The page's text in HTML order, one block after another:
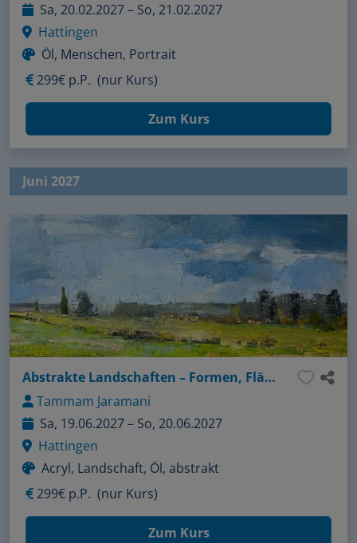
Sa, 20.02.2027 – So, 21.02.2027
Hattingen
Öl, Menschen, Portrait
299€ p.P. (nur Kurs)
Zum Kurs
Juni 2027
Abstrakte Landschaften – Formen, Fläche, Farbe
Tammam Jaramani
Sa, 19.06.2027 – So, 20.06.2027
Hattingen
Acryl, Landschaft, Öl, abstrakt
299€ p.P. (nur Kurs)
Zum Kurs